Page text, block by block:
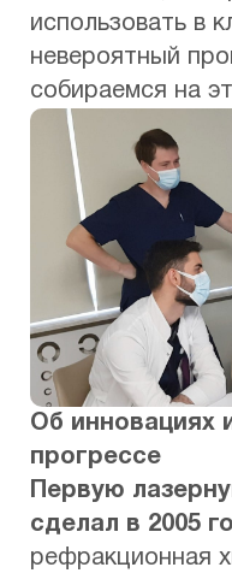
использовать в
невероятный
собираемся на
Об инновациях
прогрессе
Первую
сделал в 2005
рефракционная